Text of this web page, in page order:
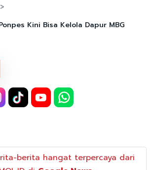
Kini Bisa Kelola Dapur MBG
berita hangat terpercaya dari